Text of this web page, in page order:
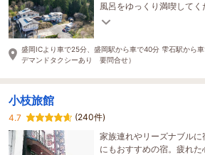
風呂をゆっくり満喫して
旅、カップルにも嬉しい部
盛岡ICより車で25分、盛岡駅から車で40分 雫石駅から
デマンドタクシーあり 要問合せ）
小枝旅館
4.7
(240件)
家族連れやリーズナブル
にもおすすめの宿。疲れ